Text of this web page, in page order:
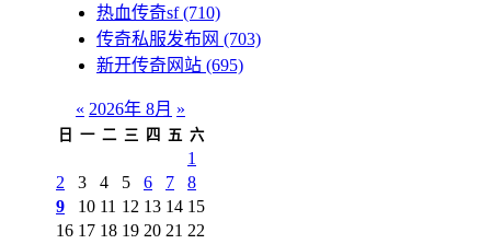
热血传奇sf(710)
传奇私服发布网 (703)
新开传奇网站 (695)
« 2026年 8月 »
日 一 二 三 四 五 六
1
2
3 4 5 6 7
8
9
10 11 12 13 14 15
16 17 18 19 20 21 22